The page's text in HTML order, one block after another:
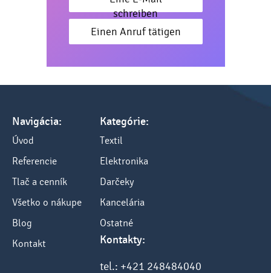
schreiben
Einen Anruf tätigen
Navigácia:
Úvod
Referencie
Tlač a cenník
Všetko o nákupe
Blog
Kontakt
Kategórie:
Textil
Elektronika
Darčeky
Kancelária
Ostatné
Kontakty:
tel.: +421 248484040